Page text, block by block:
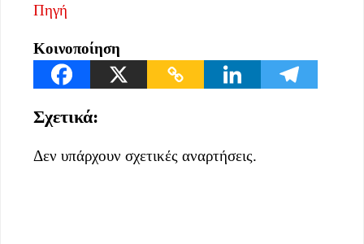
Πηγή
Κοινοποίηση
Σχετικά:
Δεν υπάρχουν σχετικές αναρτήσεις.